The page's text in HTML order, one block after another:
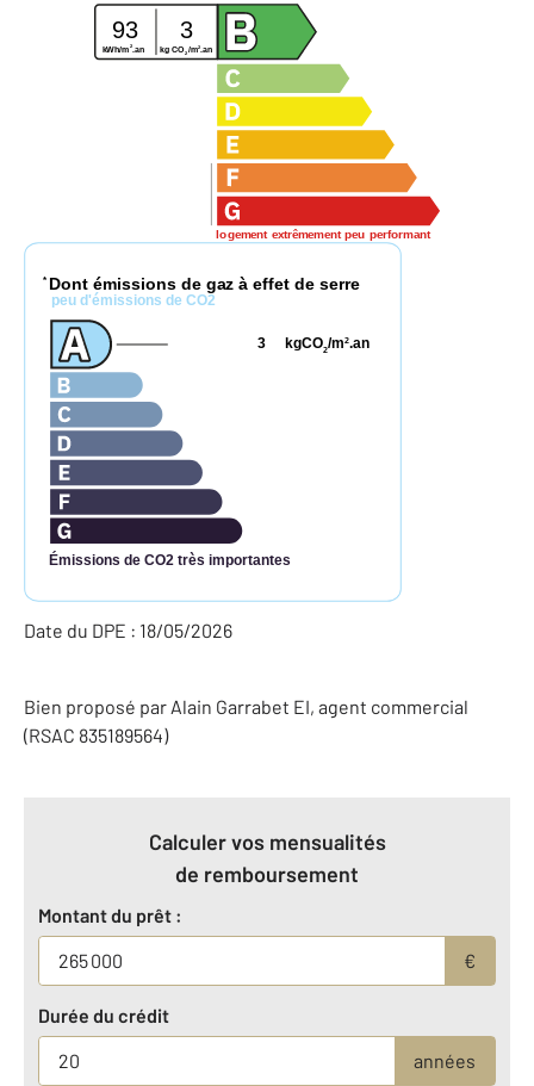
logement extrêmement peu performant
93 3
kWh/m 2.an kg CO2/m2.an
* Dont émissions de gaz à effet de serre
peu d'émissions de CO2
Émissions de CO2 très importantes
kgCO2/m2.an
3
Date du DPE : 18/05/2026
Bien proposé par Alain Garrabet EI, agent commercial
(RSAC 835189564)
Calculer vos mensualités
de remboursement
Montant du prêt :
€
Durée du crédit
années